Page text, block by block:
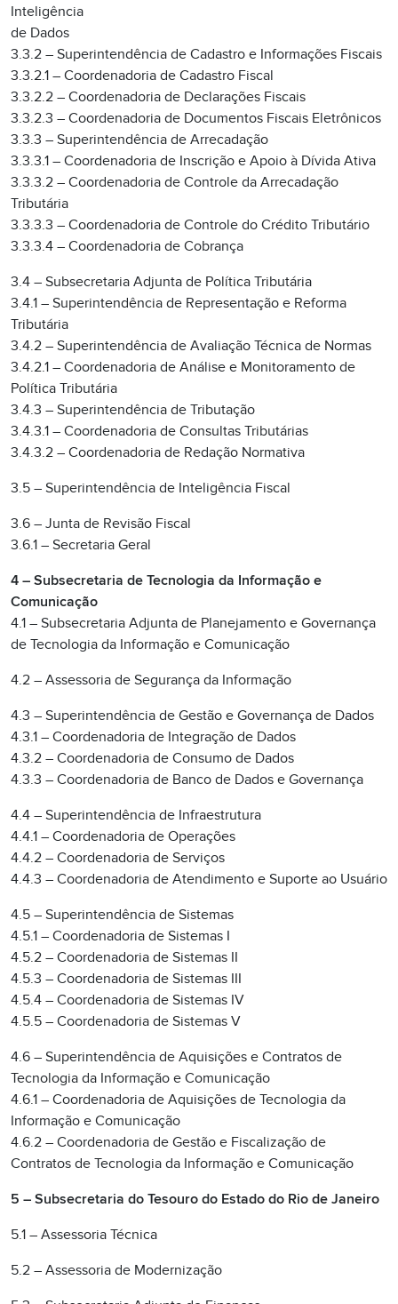
Inteligência
de Dados
3.3.2 – Superintendência de Cadastro e Informações Fiscais
3.3.2.1 – Coordenadoria de Cadastro Fiscal
3.3.2.2 – Coordenadoria de Declarações Fiscais
3.3.2.3 – Coordenadoria de Documentos Fiscais Eletrônicos
3.3.3 – Superintendência de Arrecadação
3.3.3.1 – Coordenadoria de Inscrição e Apoio à Dívida Ativa
3.3.3.2 – Coordenadoria de Controle da Arrecadação
Tributária
3.3.3.3 – Coordenadoria de Controle do Crédito Tributário
3.3.3.4 – Coordenadoria de Cobrança
3.4 – Subsecretaria Adjunta de Política Tributária
3.4.1 – Superintendência de Representação e Reforma
Tributária
3.4.2 – Superintendência de Avaliação Técnica de Normas
3.4.2.1 – Coordenadoria de Análise e Monitoramento de
Política Tributária
3.4.3 – Superintendência de Tributação
3.4.3.1 – Coordenadoria de Consultas Tributárias
3.4.3.2 – Coordenadoria de Redação Normativa
3.5 – Superintendência de Inteligência Fiscal
3.6 – Junta de Revisão Fiscal
3.6.1 – Secretaria Geral
4 – Subsecretaria de Tecnologia da Informação e
Comunicação
4.1 – Subsecretaria Adjunta de Planejamento e Governança
de Tecnologia da Informação e Comunicação
4.2 – Assessoria de Segurança da Informação
4.3 – Superintendência de Gestão e Governança de Dados
4.3.1 – Coordenadoria de Integração de Dados
4.3.2 – Coordenadoria de Consumo de Dados
4.3.3 – Coordenadoria de Banco de Dados e Governança
4.4 – Superintendência de Infraestrutura
4.4.1 – Coordenadoria de Operações
4.4.2 – Coordenadoria de Serviços
4.4.3 – Coordenadoria de Atendimento e Suporte ao Usuário
4.5 – Superintendência de Sistemas
4.5.1 – Coordenadoria de Sistemas I
4.5.2 – Coordenadoria de Sistemas II
4.5.3 – Coordenadoria de Sistemas III
4.5.4 – Coordenadoria de Sistemas IV
4.5.5 – Coordenadoria de Sistemas V
4.6 – Superintendência de Aquisições e Contratos de
Tecnologia da Informação e Comunicação
4.6.1 – Coordenadoria de Aquisições de Tecnologia da
Informação e Comunicação
4.6.2 – Coordenadoria de Gestão e Fiscalização de
Contratos de Tecnologia da Informação e Comunicação
5 – Subsecretaria do Tesouro do Estado do Rio de Janeiro
5.1 – Assessoria Técnica
5.2 – Assessoria de Modernização